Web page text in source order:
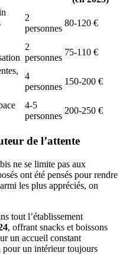
2
personnes
80-120 €
2
personnes
75-110 €
4
personnes
150-200 €
4-5
personnes
200-250 €
de l’attente
ne se limite pas aux
ont été pensés pour rendre
les plus appréciés, on
tout l’établissement
, offrant snacks et boissons
un accueil constant
pour un intérieur toujours